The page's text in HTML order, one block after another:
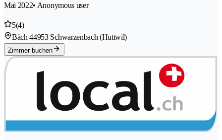
Mai 2022• Anonymous user
5(4)
Bäch 44953 Schwarzenbach (Huttwil)
Zimmer buchen